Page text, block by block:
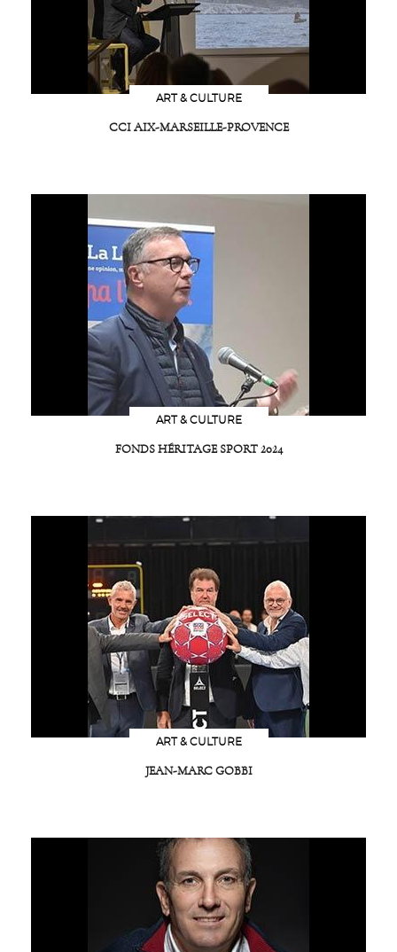
ART & CULTURE
CCI AIX-MARSEILLE-PROVENCE
ART & CULTURE
FONDS HÉRITAGE SPORT 2024
ART & CULTURE
JEAN-MARC GOBBI